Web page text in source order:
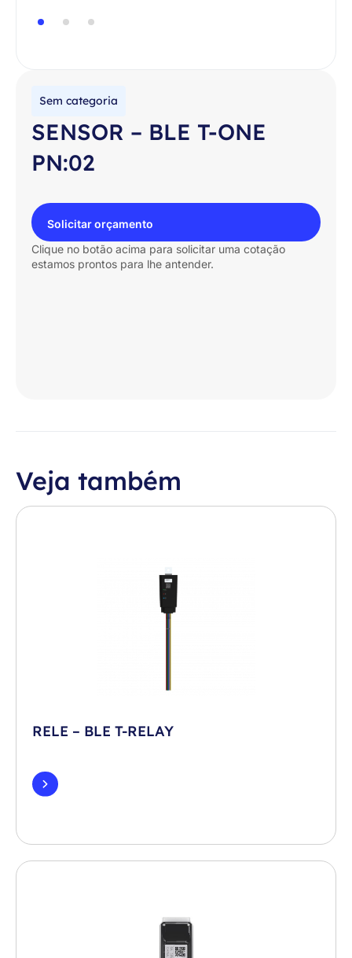
Sem categoria
SENSOR – BLE T-ONE
PN:02
Solicitar orçamento
Clique no botão acima para solicitar uma cotação
estamos prontos para lhe antender.
Veja também
RELE – BLE T-RELAY